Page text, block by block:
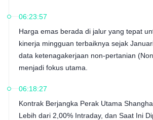
Gold ETF, yang bertaruh pada
lipat, naik 2%.
06:23:57
Harga emas berada di jalur yang tepat
kinerja mingguan terbaiknya sejak
data ketenagakerjaan non-pertanian
menjadi fokus utama.
06:18:27
Kontrak Berjangka Perak Utama
Lebih dari 2,00% Intraday, dan Saat Ini